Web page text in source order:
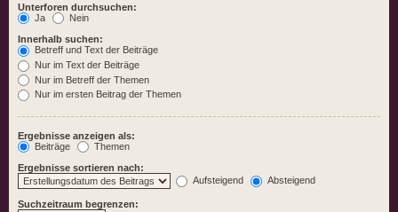
Unterforen durchsuchen:
Ja
Nein
Innerhalb suchen:
Betreff und Text der Beiträge
Nur im Text der Beiträge
Nur im Betreff der Themen
Nur im ersten Beitrag der Themen
Ergebnisse anzeigen als:
Beiträge
Themen
Ergebnisse sortieren nach:
Aufsteigend
Absteigend
Suchzeitraum begrenzen: